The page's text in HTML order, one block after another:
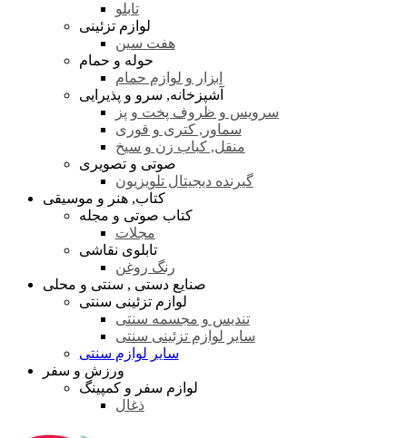
تابلو
لوازم تزئینی
هفت سین
حوله و حمام
ابزار و لوازم حمام
آشپزخانه, سرو و پذیرایی
سرویس و ظروف پخت و پز
سماور, کتری و قوری
منقل, کباب زن و سیخ
صوتی و تصویری
گیرنده دیجیتال تلویزیون
کتاب, هنر و موسیقی
کتاب صوتی و مجله
مجلات
تابلوی نقاشی
رنگ روغن
صنایع دستی , سنتی و محلی
لوازم تزئینی سنتی
تندیس و مجسمه سنتی
سایر لوازم تزئینی سنتی
سایر لوازم سنتی
ورزش و سفر
لوازم سفر و کمپینگ
ذغال